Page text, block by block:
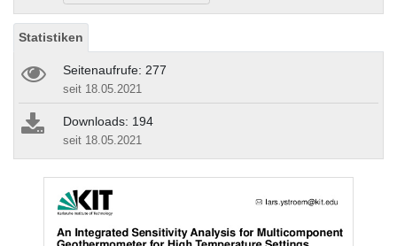
Statistiken
Seitenaufrufe: 277
seit 18.05.2021
Downloads: 194
seit 18.05.2021